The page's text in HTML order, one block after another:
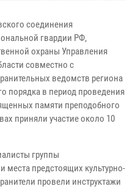
соединения
гвардии РФ,
охраны Управления
совместно с
ведомств региона
порядка в период проведения
памяти преподобного
приняли участие около 10
группы
предстоящих культурно-
провели инструктажи